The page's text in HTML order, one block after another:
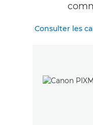
Consulter les